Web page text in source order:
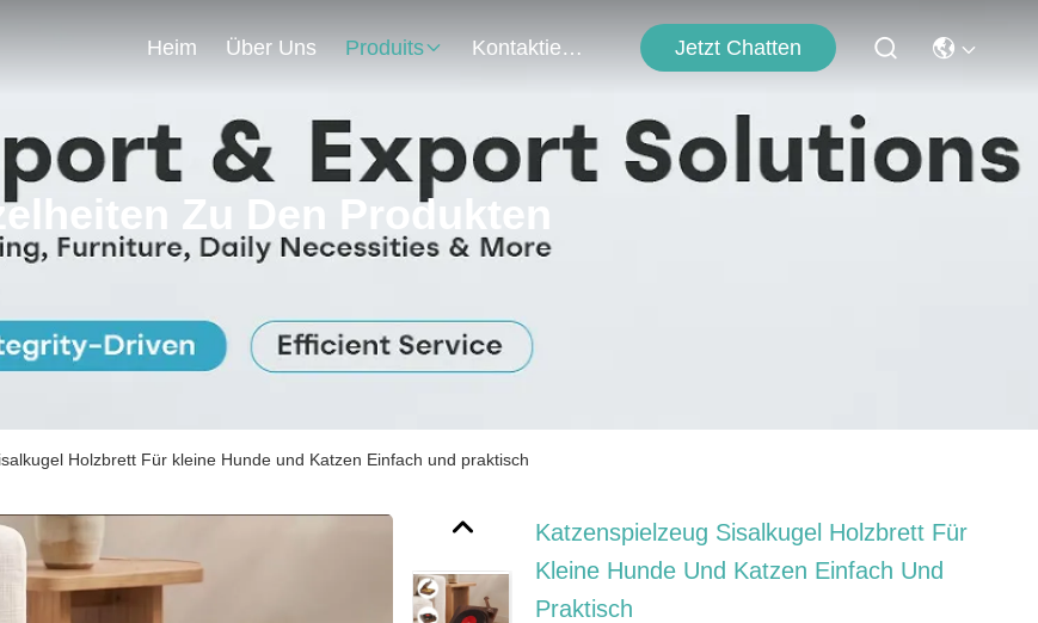
Heim Über Uns Produits Kontaktieren Sie Uns Jetzt Chatten
Zu Den Produkten
Holzbrett Für kleine Hunde und Katzen Einfach und praktisch
Katzenspielzeug Sisalkugel Holzbrett Für
Kleine Hunde Und Katzen Einfach Und
Praktisch